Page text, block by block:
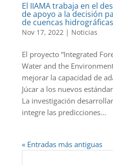
El IIAMA trabaja en el
de apoyo a la decisión
de cuencas hidrográficas
Nov 17, 2022| Noticias
El proyecto “Integrated
Water and the Environment
mejorar la capacidad de
Júcar a los nuevos
La investigación
integre las predicciones...
« Entradas más antiguas